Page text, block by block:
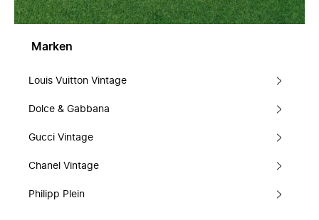
Marken
Louis Vuitton Vintage
Dolce & Gabbana
Gucci Vintage
Chanel Vintage
Philipp Plein